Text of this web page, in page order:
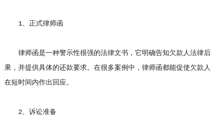
1、正式律师函
律师函是一种警示性很强的法律文书，它明确告知欠款人法律后
果，并提供具体的还款要求。在很多案例中，律师函都能促使欠款人
在短时间内作出回应。
2、诉讼准备